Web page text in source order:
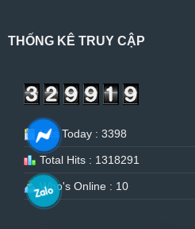
THỐNG KÊ TRUY CẬP
Hits Today : 3398
Total Hits : 1318291
Who's Online : 10